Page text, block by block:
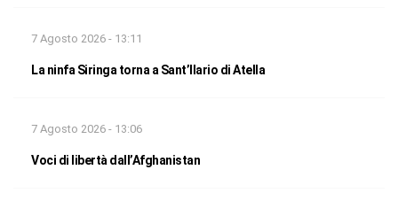
7 Agosto 2026 - 13:11
La ninfa Siringa torna a Sant’Ilario di Atella
7 Agosto 2026 - 13:06
Voci di libertà dall’Afghanistan